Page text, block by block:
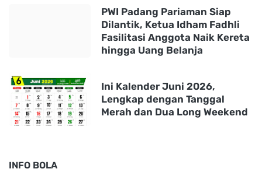
PWI Padang Pariaman Siap
Dilantik, Ketua Idham Fadhli
Fasilitasi Anggota Naik Kereta
hingga Uang Belanja
Ini Kalender Juni 2026,
Lengkap dengan Tanggal
Merah dan Dua Long Weekend
INFO BOLA